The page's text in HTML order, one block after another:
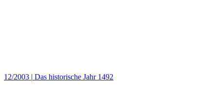
12/2003 | Das historische Jahr 1492